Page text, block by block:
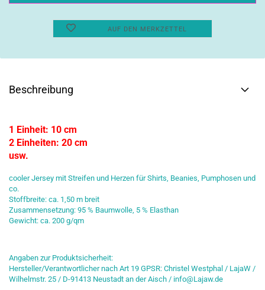
AUF DEN MERKZETTEL
Beschreibung
1 Einheit: 10 cm
2 Einheiten: 20 cm
usw.
cooler Jersey mit Streifen und Herzen für Shirts, Beanies, Pumphosen und
co.
Stoffbreite: ca. 1,50 m breit
Zusammensetzung: 95 % Baumwolle, 5 % Elasthan
Gewicht: ca. 200 g/qm
Angaben zur Produktsicherheit:
Hersteller/Verantwortlicher nach Art 19 GPSR: Christel Westphal / LajaW /
Wilhelmstr. 25 / D-91413 Neustadt an der Aisch / info@Lajaw.de